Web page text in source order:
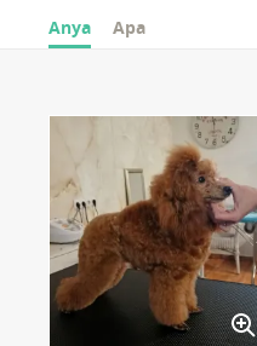
Anya Apa